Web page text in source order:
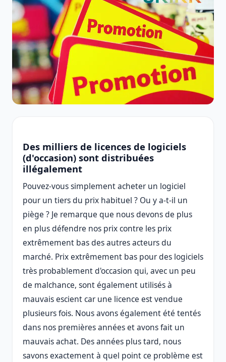
Des milliers de licences de logiciels
(d'occasion) sont distribuées
illégalement
Pouvez-vous simplement acheter un logiciel
pour un tiers du prix habituel ? Ou y a-t-il un
piège ? Je remarque que nous devons de plus
en plus défendre nos prix contre les prix
extrêmement bas des autres acteurs du
marché. Prix ​​extrêmement bas pour des logiciels
très probablement d'occasion qui, avec un peu
de malchance, sont également utilisés à
mauvais escient car une licence est vendue
plusieurs fois. Nous avons également été tentés
dans nos premières années et avons fait un
mauvais achat. Des années plus tard, nous
savons exactement à quel point ce problème est